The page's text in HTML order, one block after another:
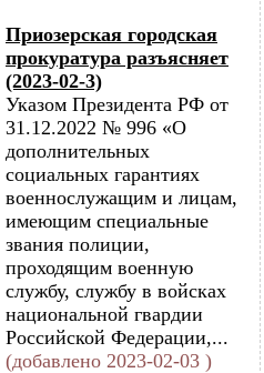
Приозерская городская
прокуратура разъясняет
(2023-02-3)
Указом Президента РФ от
31.12.2022 № 996 «О
дополнительных
социальных гарантиях
военнослужащим и лицам,
имеющим специальные
звания полиции,
проходящим военную
службу, службу в войсках
национальной гвардии
Российской Федерации,...
(добавлено 2023-02-03 )